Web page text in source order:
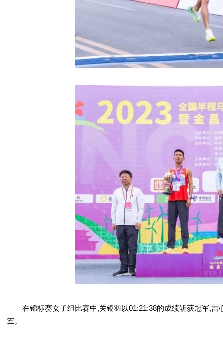
在锦标赛女子组比赛中,关银羽以01:21:38的成绩斩获冠军,吉
军。